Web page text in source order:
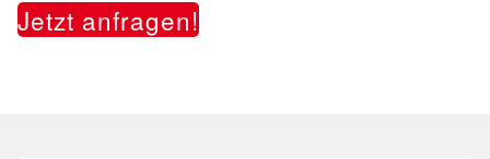
Jetzt anfragen!